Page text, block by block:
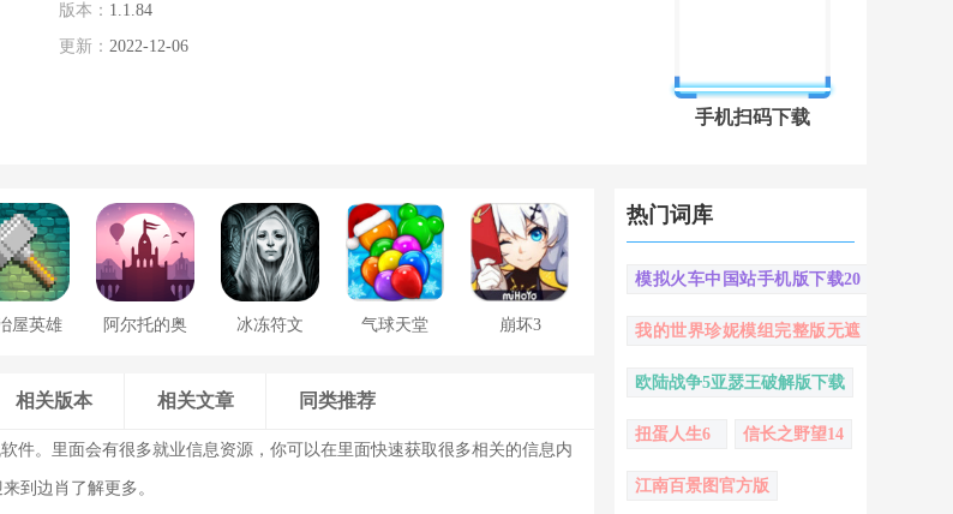
版本： 1.1.84
更新： 2022-12-06
手机扫码下载
屋英雄 阿尔托的奥 冰冻符文 气球天堂 崩坏3
相关版本 相关文章 同类推荐
件。里面会有很多就业信息资源，你可以在里面快速获取很多相关的信息内
到边肖了解更多。
热门词库
模拟火车中国站手机版下载20
我的世界珍妮模组完整版无遮
欧陆战争5亚瑟王破解版下载
扭蛋人生6 信长之野望14
江南百景图官方版